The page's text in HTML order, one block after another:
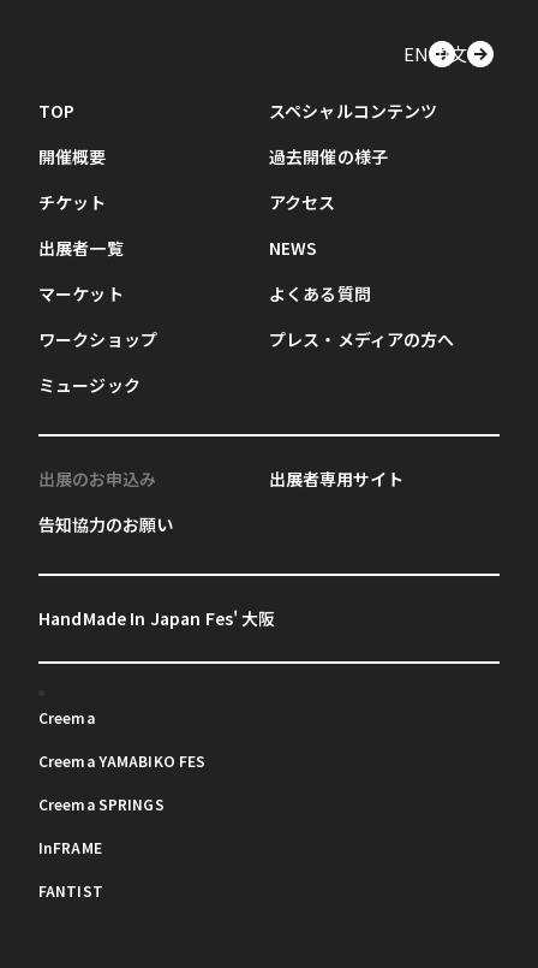
EN中文
TOP
開催概要
チケット
出展者一覧
マーケット
ワークショップ
ミュージック
スペシャルコンテンツ
過去開催の様子
アクセス
NEWS
よくある質問
プレス・メディアの方へ
出展のお申込み
告知協力のお願い
出展者専用サイト
HandMade In Japan Fes' 大阪
Creema
Creema YAMABIKO FES
Creema SPRINGS
InFRAME
FANTIST